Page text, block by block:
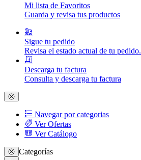
Mi lista de Favoritos
Guarda y revisa tus productos
Sigue tu pedido
Revisa el estado actual de tu pedido.
Descarga tu factura
Consulta y descarga tu factura
Navegar por categorias
Ver Ofertas
Ver Catálogo
Categorías